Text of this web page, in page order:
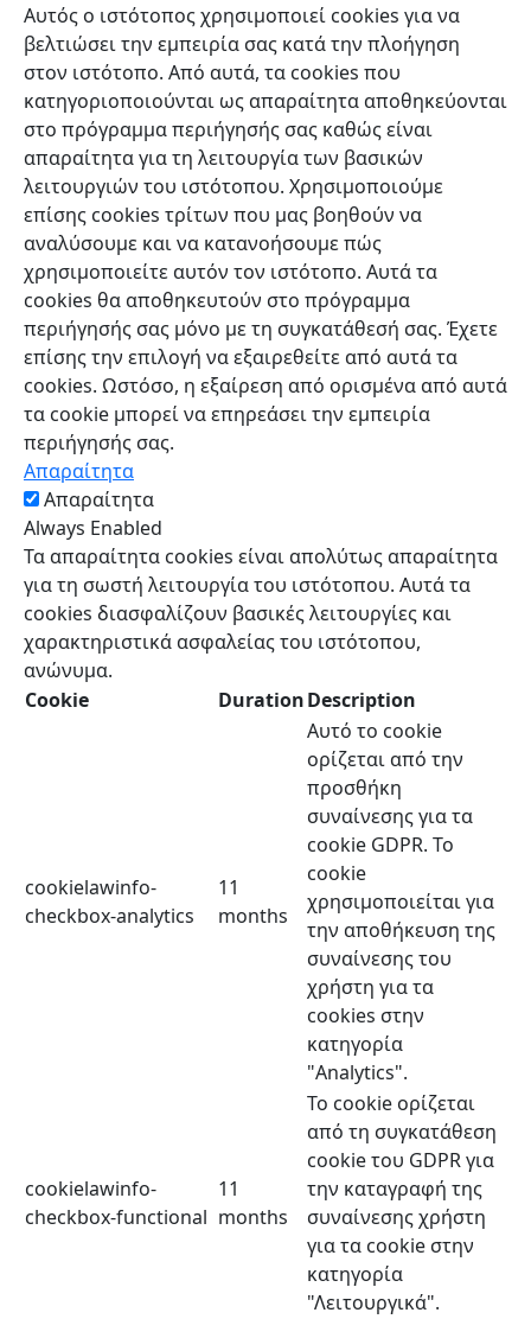
Αυτός ο ιστότοπος χρησιμοποιεί cookies για να
βελτιώσει την εμπειρία σας κατά την πλοήγηση
στον ιστότοπο. Από αυτά, τα cookies που
κατηγοριοποιούνται ως απαραίτητα αποθηκεύονται
στο πρόγραμμα περιήγησής σας καθώς είναι
απαραίτητα για τη λειτουργία των βασικών
λειτουργιών του ιστότοπου. Χρησιμοποιούμε
επίσης cookies τρίτων που μας βοηθούν να
αναλύσουμε και να κατανοήσουμε πώς
χρησιμοποιείτε αυτόν τον ιστότοπο. Αυτά τα
cookies θα αποθηκευτούν στο πρόγραμμα
περιήγησής σας μόνο με τη συγκατάθεσή σας. Έχετε
επίσης την επιλογή να εξαιρεθείτε από αυτά τα
cookies. Ωστόσο, η εξαίρεση από ορισμένα από αυτά
τα cookie μπορεί να επηρεάσει την εμπειρία
περιήγησής σας.
Απαραίτητα
Απαραίτητα
Always Enabled
Τα απαραίτητα cookies είναι απολύτως απαραίτητα
για τη σωστή λειτουργία του ιστότοπου. Αυτά τα
cookies διασφαλίζουν βασικές λειτουργίες και
χαρακτηριστικά ασφαλείας του ιστότοπου,
ανώνυμα.
Cookie
DurationDescription
cookielawinfo-
checkbox-analytics
11
months
Αυτό το cookie
ορίζεται από την
προσθήκη
συναίνεσης για τα
cookie GDPR. Το
cookie
χρησιμοποιείται για
την αποθήκευση της
συναίνεσης του
χρήστη για τα
cookies στην
κατηγορία
"Analytics".
cookielawinfo-
checkbox-functional
11
months
Το cookie ορίζεται
από τη συγκατάθεση
cookie του GDPR για
την καταγραφή της
συναίνεσης χρήστη
για τα cookie στην
κατηγορία
"Λειτουργικά".